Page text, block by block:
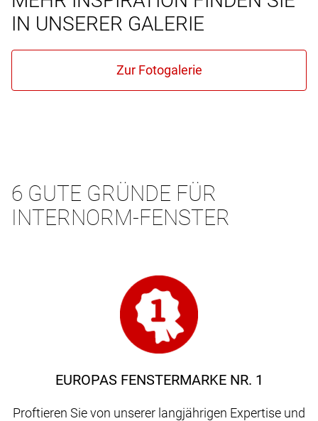
IN UNSERER GALERIE
6 GUTE GRÜNDE FÜR
INTERNORM-FENSTER
EUROPAS FENSTERMARKE NR. 1
Proftieren Sie von unserer langjährigen Expertise und